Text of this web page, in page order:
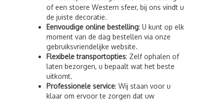
of een stoere Western sfeer, bij ons vindt u
de juiste decoratie.
Eenvoudige online bestelling: U kunt op elk
moment van de dag bestellen via onze
gebruiksvriendelijke website.
Flexibele transportopties: Zelf ophalen of
laten bezorgen, u bepaalt wat het beste
uitkomt.
Professionele service: Wij staan voor u
klaar om ervoor te zorgen dat uw